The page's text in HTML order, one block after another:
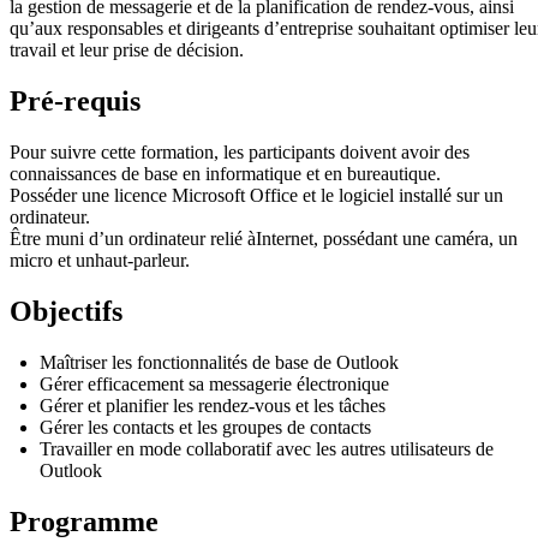
la gestion de messagerie et de la planification de rendez-vous, ainsi
qu’aux responsables et dirigeants d’entreprise souhaitant optimiser
travail et leur prise de décision.
Pré-requis
Pour suivre cette formation, les participants doivent avoir des
connaissances de base en informatique et en bureautique.
Posséder une licence Microsoft Office et le logiciel installé sur un
ordinateur.
Être muni d’un ordinateur relié àInternet, possédant une caméra, un
micro et unhaut-parleur.
Objectifs
Maîtriser les fonctionnalités de base de Outlook
Gérer efficacement sa messagerie électronique
Gérer et planifier les rendez-vous et les tâches
Gérer les contacts et les groupes de contacts
Travailler en mode collaboratif avec les autres utilisateurs de
Outlook
Programme